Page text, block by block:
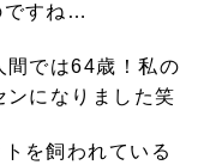
ですね…
間では64歳！私の
になりました笑
を飼われている